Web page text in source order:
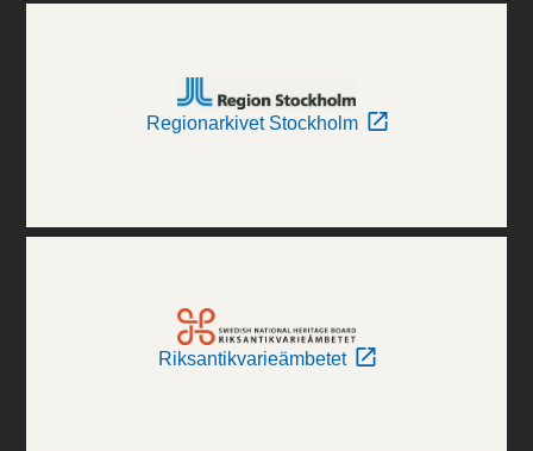
Regionarkivet Stockholm
Riksantikvarieämbetet